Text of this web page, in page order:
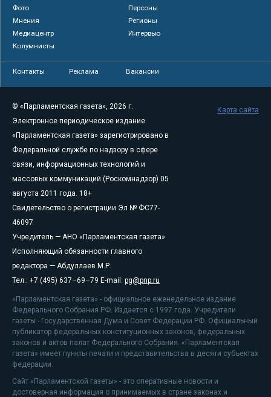
Фото
Персоны
Мнения
Регионы
Медиацентр
Интервью
Колумнисты
Контакты Реклама Вакансии
© «Парламентская газета», 2026 г.
Электронное периодическое издание
«Парламентская газета» зарегистрировано в
Федеральной службе по надзору в сфере
связи, информационных технологий и
массовых коммуникаций (Роскомнадзор) 05
августа 2011 года. 18+
Свидетельство о регистрации Эл № ФС77-
46097
Учредитель — АНО «Парламентская газета»
Исполняющий обязанности главного
редактора — Абдуллаев М.Р.
Тел.: +7 (495) 637–69–79 E-mail: pg@pnp.ru
«Парламентская газета» - официальное еженедельное издание
Федерального Собрания РФ. Издается с 1997 года. Учредители
газеты - Государственная Дума и Совет Федерации РФ. Официальный
публикатор федеральных конституционных законов, федеральных
законов и актов палат Федерального Собрания. «Парламентская
газета» имеет пункты печати и представительства в десяти субъектах
федерации.
Сайт «Парламентской газеты» - это оперативные новости и
достоверная информация о принимаемых в стране законах и
Карта сайта